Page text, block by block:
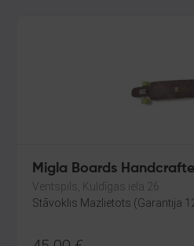
Migla Boards
Ventspils, Kuldīgas iela 26
Stāvoklis Mazlietots (Garantija